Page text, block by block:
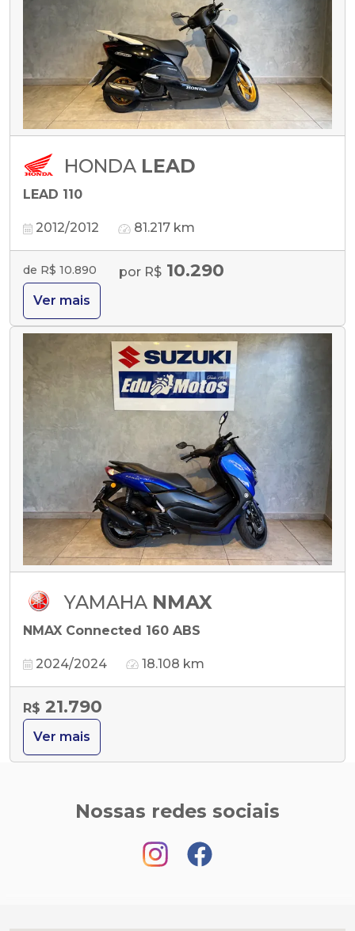
HONDA LEAD
LEAD 110
2012/2012 81.217 km
de R$ 10.890 por R$ 10.290
Ver mais
YAMAHA NMAX
NMAX Connected 160 ABS
2024/2024 18.108 km
R$ 21.790
Ver mais
Nossas redes sociais